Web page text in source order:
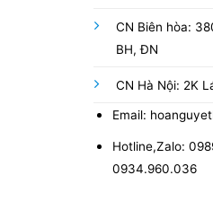
CN Biên hòa:
BH, ĐN
CN Hà Nội: 2K
Email:
Hotline,Zalo:
0934.960.036